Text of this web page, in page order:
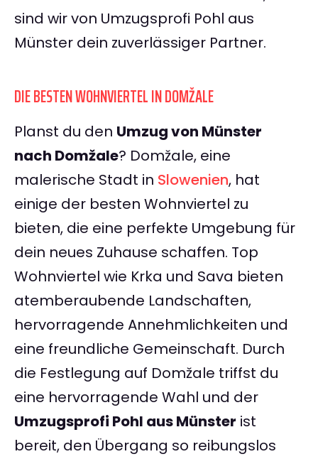
sind wir von Umzugsprofi Pohl aus
Münster dein zuverlässiger Partner.
DIE BESTEN WOHNVIERTEL IN DOMŽALE
Planst du den Umzug von Münster
nach Domžale? Domžale, eine
malerische Stadt in Slowenien, hat
einige der besten Wohnviertel zu
bieten, die eine perfekte Umgebung für
dein neues Zuhause schaffen. Top
Wohnviertel wie Krka und Sava bieten
atemberaubende Landschaften,
hervorragende Annehmlichkeiten und
eine freundliche Gemeinschaft. Durch
die Festlegung auf Domžale triffst du
eine hervorragende Wahl und der
Umzugsprofi Pohl aus Münster ist
bereit, den Übergang so reibungslos